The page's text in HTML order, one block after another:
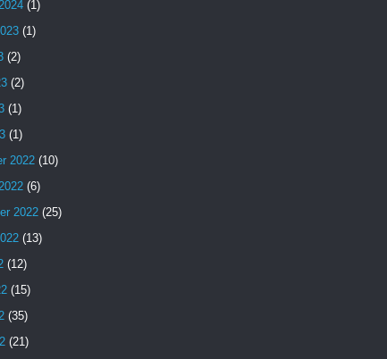
(1)
(1)
(2)
(2)
(1)
(1)
2022 (10)
(6)
2022 (25)
(13)
(12)
(15)
(35)
(21)